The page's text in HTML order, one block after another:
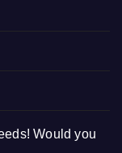
Would you